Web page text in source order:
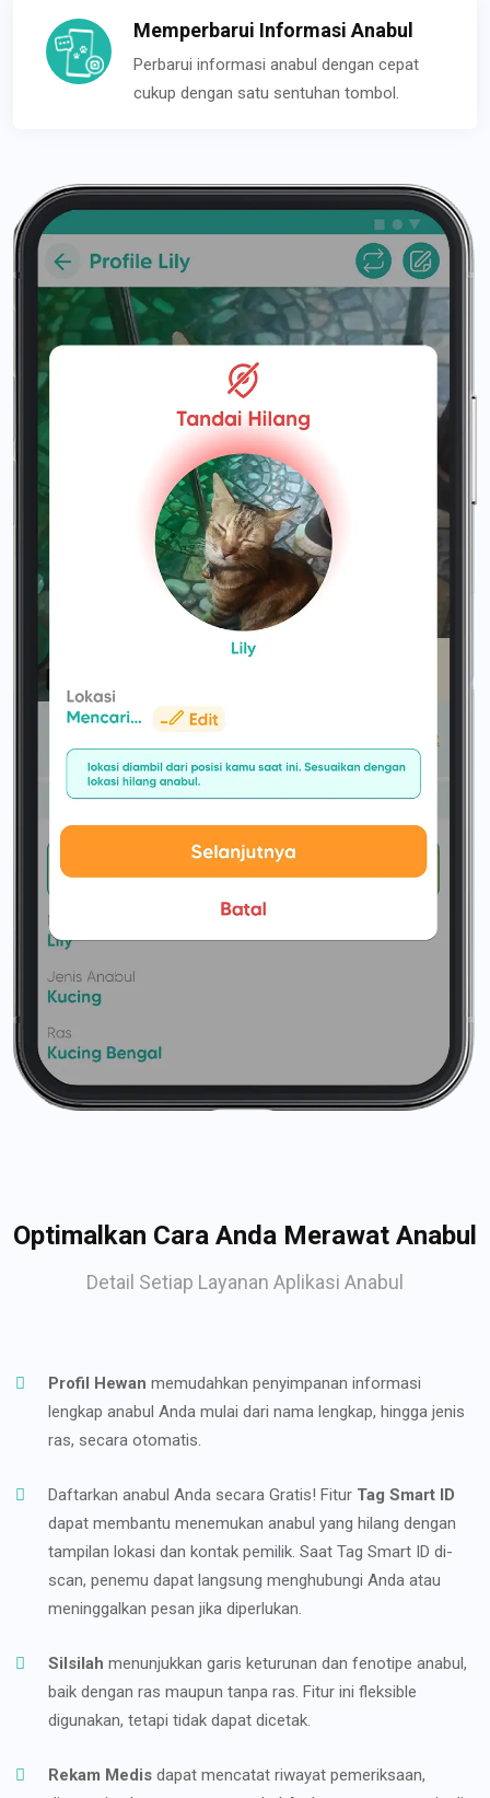
Memperbarui Informasi Anabul
Perbarui informasi anabul dengan cepat
cukup dengan satu sentuhan tombol.
Optimalkan Cara Anda Merawat Anabul
Detail Setiap Layanan Aplikasi Anabul
Profil Hewan memudahkan penyimpanan informasi
lengkap anabul Anda mulai dari nama lengkap, hingga jenis
ras, secara otomatis.
Daftarkan anabul Anda secara Gratis! Fitur Tag Smart ID
dapat membantu menemukan anabul yang hilang dengan
tampilan lokasi dan kontak pemilik. Saat Tag Smart ID di-
scan, penemu dapat langsung menghubungi Anda atau
meninggalkan pesan jika diperlukan.
Silsilah menunjukkan garis keturunan dan fenotipe anabul,
baik dengan ras maupun tanpa ras. Fitur ini fleksible
digunakan, tetapi tidak dapat dicetak.
Rekam Medis dapat mencatat riwayat pemeriksaan,